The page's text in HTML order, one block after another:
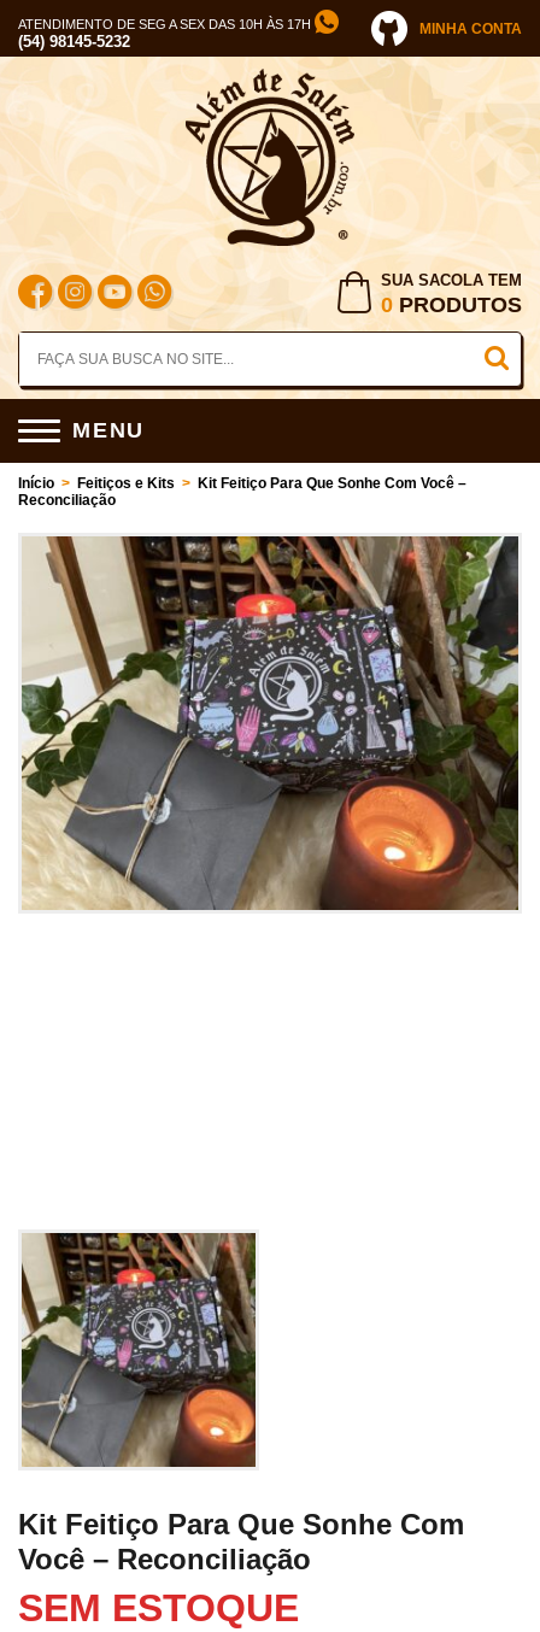
ATENDIMENTO DE SEG A SEX DAS 10H ÀS 17H
(54) 98145-5232
MINHA CONTA
SUA SACOLA TEM
0 PRODUTOS
MENU
Início > Feitiços e Kits > Kit Feitiço Para Que Sonhe Com Você –
Reconciliação
Kit Feitiço Para Que Sonhe Com
Você – Reconciliação
SEM ESTOQUE